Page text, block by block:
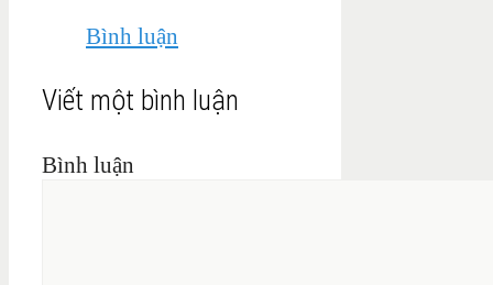
Bình luận
Viết một bình luận
Bình luận